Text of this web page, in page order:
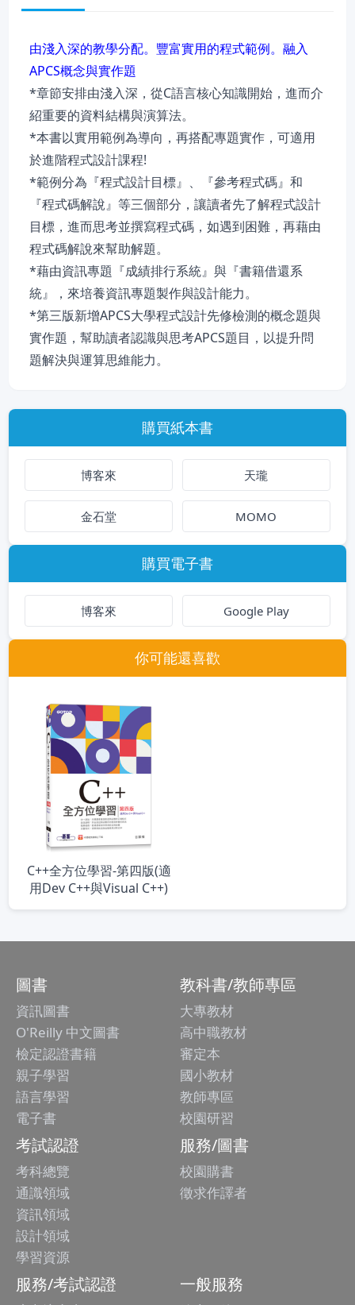
由淺入深的教學分配。豐富實用的程式範例。融入
APCS概念與實作題
*章節安排由淺入深，從C語言核心知識開始，進而介
紹重要的資料結構與演算法。
*本書以實用範例為導向，再搭配專題實作，可適用
於進階程式設計課程!
*範例分為『程式設計目標』、『參考程式碼』和
『程式碼解說』等三個部分，讓讀者先了解程式設計
目標，進而思考並撰寫程式碼，如遇到困難，再藉由
程式碼解說來幫助解題。
*藉由資訊專題『成績排行系統』與『書籍借還系
統』，來培養資訊專題製作與設計能力。
*第三版新增APCS大學程式設計先修檢測的概念題與
實作題，幫助讀者認識與思考APCS題目，以提升問
題解決與運算思維能力。
購買紙本書
博客來 天瓏
金石堂 MOMO
購買電子書
博客來 Google Play
你可能還喜歡
C++全方位學習-第四版(適
用Dev C++與Visual C++)
圖書
資訊圖書
O'Reilly 中文圖書
檢定認證書籍
親子學習
語言學習
電子書
教科書/教師專區
大專教材
高中職教材
審定本
國小教材
教師專區
校園研習
考試認證
考科總覽
通識領域
資訊領域
設計領域
學習資源
服務/圖書
校園購書
徵求作譯者
服務/考試認證 一般服務